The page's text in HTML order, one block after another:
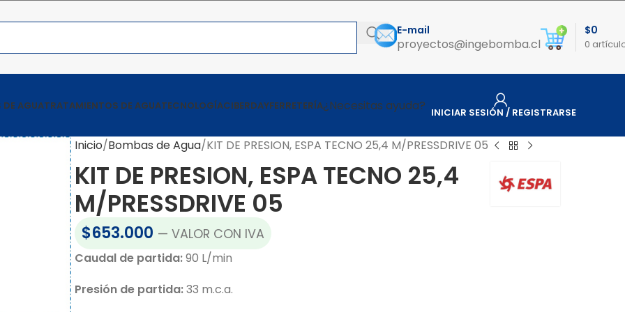
E-mail
proyectos@ingebomba.cl 0
$0
DE AGUATRATAMIENTOS DE AGUATECNOLOGÍACIBERDAYFERRETERÍA¿Necesitas ayuda? INICIAR SESIÓN / REGISTRARSE
Inicio Bombas de Agua KIT DE PRESION, ESPA TECNO 25,4 M/PRESSDRIVE 05
KIT DE PRESION, ESPA TECNO 25,4
M/PRESSDRIVE 05
$653.000 — VALOR CON IVA
Caudal de partida:90 L/min
Presión de partida:33 m.c.a.